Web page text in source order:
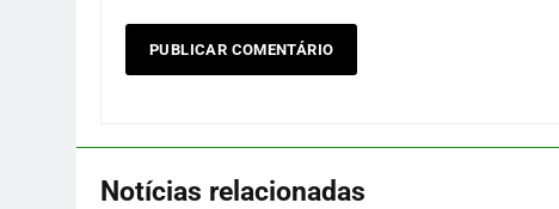
Notícias relacionadas